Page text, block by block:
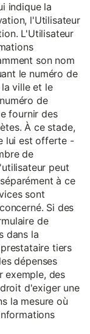
indique la
l'Utilisateur
L'Utilisateur
son nom
le numéro de
ville et le
de
fournir des
À ce stade,
lui est offerte -
de
peut
à ce
sont
Si des
de
dans la
tiers
dépenses
exemple, des
d'exiger une
la mesure où